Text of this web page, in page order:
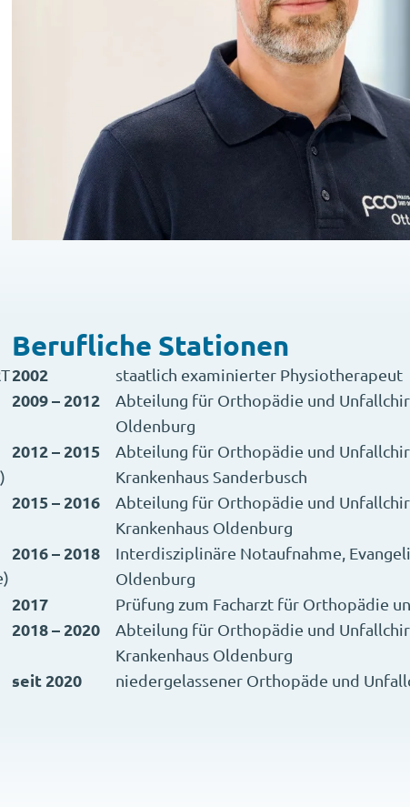
Berufliche Stationen
2002 staatlich examinierter Physiotherapeut
2009 – 2012
Abteilung für Orthopädie und
Oldenburg
2012 – 2015
Abteilung für Orthopädie und
Krankenhaus Sanderbusch
2015 – 2016
Abteilung für Orthopädie und
Krankenhaus Oldenburg
2016 – 2018
Interdisziplinäre Notaufnahme,
Oldenburg
2017 Prüfung zum Facharzt für Orthopädie
2018 – 2020
Abteilung für Orthopädie und
Krankenhaus Oldenburg
seit 2020 niedergelassener Orthopäde und